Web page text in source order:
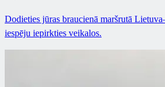
Dodieties jūras braucienā maršrutā
iespēju iepirkties veikalos.